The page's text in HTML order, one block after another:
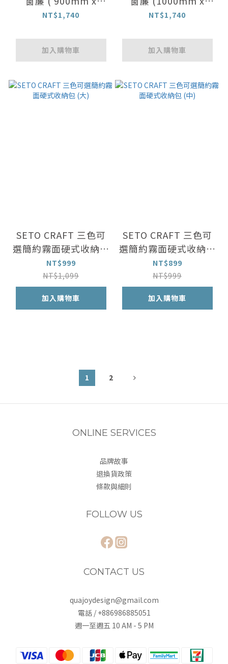
1800mm)
NT$1,740
加入購物車
1500mm)
NT$1,740
加入購物車
SETO CRAFT 三色可
選簡約霧面硬式收納包
(大)
NT$999
NT$1,099
加入購物車
SETO CRAFT 三色可
選簡約霧面硬式收納包
(中)
NT$899
NT$999
加入購物車
1 2
ONLINE SERVICES
品牌故事
退換貨政策
條款與細則
FOLLOW US
CONTACT US
quajoydesign@gmail.com
電話 / +886986885051
週一至週五 10 AM - 5 PM